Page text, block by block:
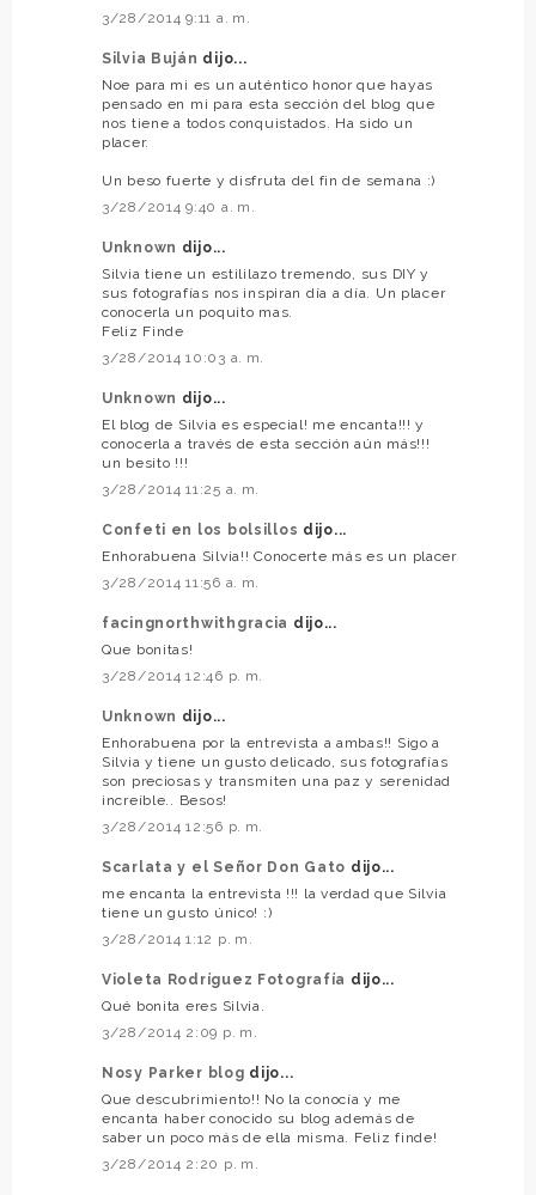
3/28/2014 9:11 a. m.
Silvia Buján dijo...
Noe para mi es un auténtico honor que hayas
pensado en mi para esta sección del blog que
nos tiene a todos conquistados. Ha sido un
placer.
Un beso fuerte y disfruta del fin de semana :)
3/28/2014 9:40 a. m.
Unknown dijo...
Silvia tiene un estililazo tremendo, sus DIY y
sus fotografías nos inspiran día a día. Un placer
conocerla un poquito mas.
Feliz Finde
3/28/2014 10:03 a. m.
Unknown dijo...
El blog de Silvia es especial! me encanta!!! y
conocerla a través de esta sección aún más!!!
un besito !!!
3/28/2014 11:25 a. m.
Confeti en los bolsillos dijo...
Enhorabuena Silvia!! Conocerte más es un placer
3/28/2014 11:56 a. m.
facingnorthwithgracia dijo...
Que bonitas!
3/28/2014 12:46 p. m.
Unknown dijo...
Enhorabuena por la entrevista a ambas!! Sigo a
Silvia y tiene un gusto delicado, sus fotografías
son preciosas y transmiten una paz y serenidad
increíble.. Besos!
3/28/2014 12:56 p. m.
Scarlata y el Señor Don Gato dijo...
me encanta la entrevista !!! la verdad que Silvia
tiene un gusto único! :)
3/28/2014 1:12 p. m.
Violeta Rodríguez Fotografía dijo...
Qué bonita eres Silvia.
3/28/2014 2:09 p. m.
Nosy Parker blog dijo...
Que descubrimiento!! No la conocía y me
encanta haber conocido su blog además de
saber un poco más de ella misma. Feliz finde!
3/28/2014 2:20 p. m.